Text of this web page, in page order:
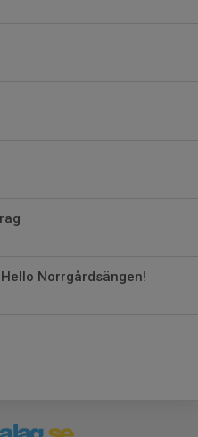
Norrgårdsängen!